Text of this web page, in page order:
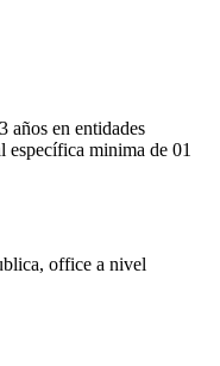
años en entidades
específica minima de 01
office a nivel